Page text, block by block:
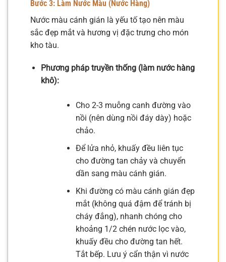
Bước 3: Làm Nước Màu (Nước Hàng)
Nước màu cánh gián là yếu tố tạo nên màu
sắc đẹp mắt và hương vị đặc trưng cho món
kho tàu.
Phương pháp truyền thống (làm nước hàng
khô):
Cho 2-3 muỗng canh đường vào
nồi (nên dùng nồi đáy dày) hoặc
chảo.
Để lửa nhỏ, khuấy đều liên tục
cho đường tan chảy và chuyển
dần sang màu cánh gián.
Khi đường có màu cánh gián đẹp
mắt (không quá đậm để tránh bị
cháy đắng), nhanh chóng cho
khoảng 1/2 chén nước lọc vào,
khuấy đều cho đường tan hết.
Tắt bếp. Lưu ý cẩn thận vì nước